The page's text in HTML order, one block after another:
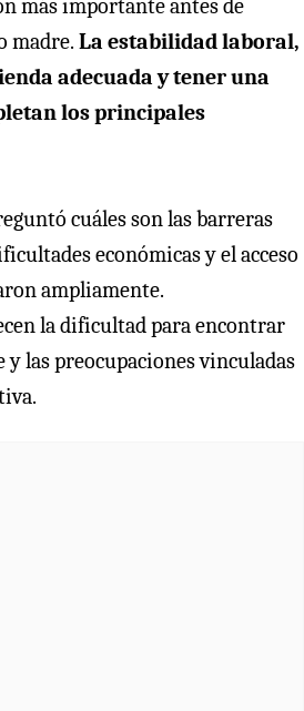
más importante antes de
madre. La estabilidad laboral,
adecuada y tener una
los principales
cuáles son las barreras
económicas y el acceso
ampliamente.
la dificultad para encontrar
las preocupaciones vinculadas